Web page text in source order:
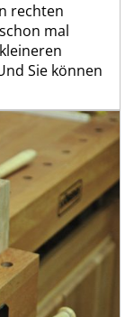
rechten
mal
Sie können